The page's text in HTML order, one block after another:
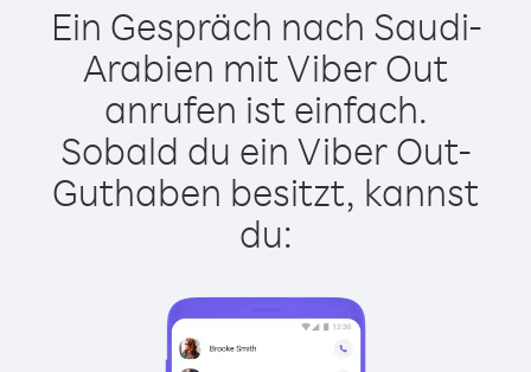
Ein Gespräch nach Saudi-
Arabien mit Viber Out
anrufen ist einfach.
Sobald du ein Viber Out-
Guthaben besitzt, kannst
du: